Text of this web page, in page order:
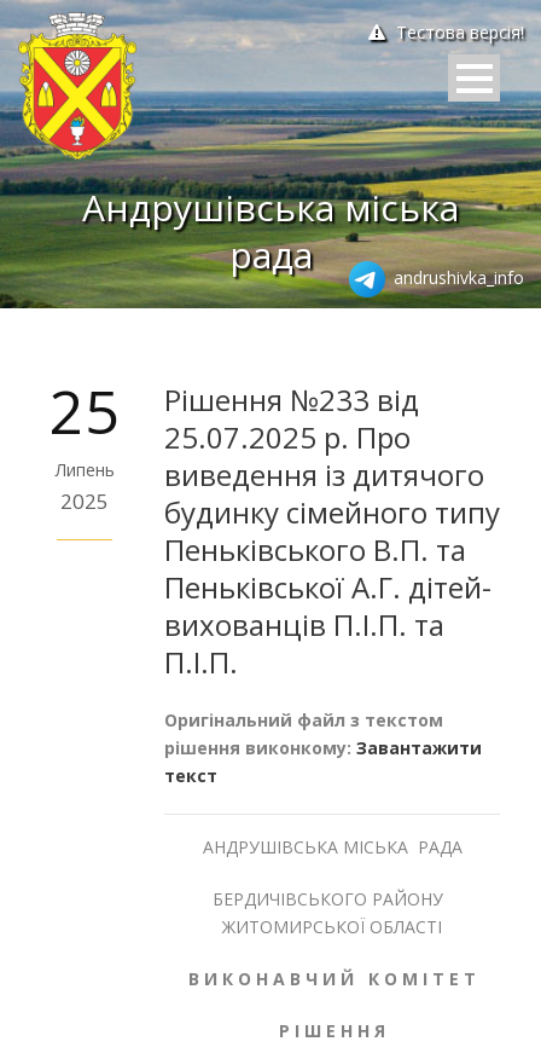
Тестова версія!
Андрушівська міська
рада
andrushivka_info
25
Липень
2025
Рішення №233 від
25.07.2025 р. Про
виведення із дитячого
будинку сімейного типу
Пеньківського В.П. та
Пеньківської А.Г. дітей-
вихованців П.І.П. та
П.І.П.
Оригінальний файл з текстом
рішення виконкому: Завантажити
текст
АНДРУШІВСЬКА МІСЬКА РАДА
БЕРДИЧІВСЬКОГО РАЙОНУ
ЖИТОМИРСЬКОЇ ОБЛАСТІ
В И К О Н А В Ч И Й К О М І Т Е Т
Р І Ш Е Н Н Я